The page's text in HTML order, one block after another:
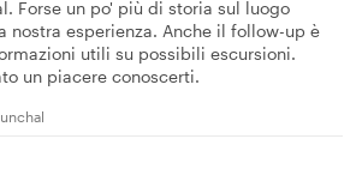
Forse un po' più di storia sul luogo
nostra esperienza. Anche il follow-up è
utili su possibili escursioni.
un piacere conoscerti.